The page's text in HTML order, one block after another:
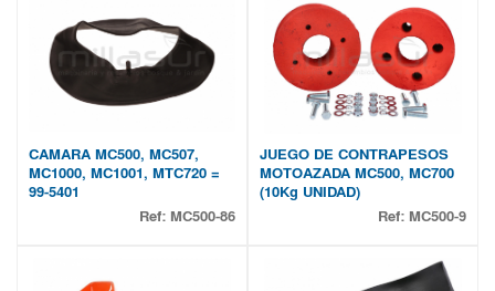
CAMARA MC500, MC507,
MC1000, MC1001, MTC720 =
99-5401
Ref: MC500-86
JUEGO DE CONTRAPESOS
MOTOAZADA MC500, MC700
(10Kg UNIDAD)
Ref: MC500-9